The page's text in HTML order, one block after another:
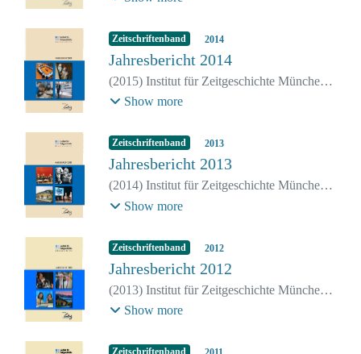
Zeitschriftenband 2014
Jahresbericht 2014
(2015) Institut für Zeitgeschichte München-
Berlin;Wirsching, Andreas
Show more
Zeitschriftenband 2013
Jahresbericht 2013
(2014) Institut für Zeitgeschichte München-
Berlin;Wirsching, Andreas
Show more
Zeitschriftenband 2012
Jahresbericht 2012
(2013) Institut für Zeitgeschichte München-
Berlin;Wirsching, Andreas
Show more
Zeitschriftenband